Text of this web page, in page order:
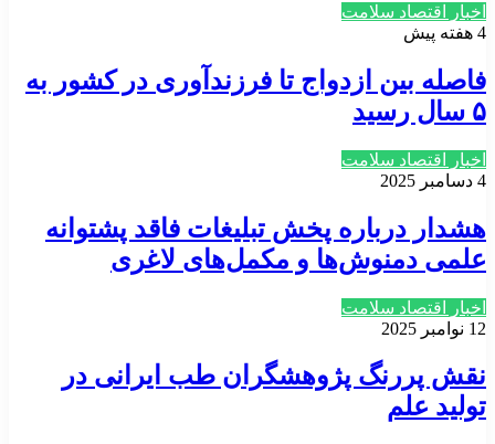
اخبار اقتصاد سلامت
4 هفته پیش
فاصله بین ازدواج تا فرزندآوری در کشور به
۵ سال رسید
اخبار اقتصاد سلامت
4 دسامبر 2025
هشدار درباره پخش تبلیغات فاقد پشتوانه
علمی دمنوش‌ها و مکمل‌های لاغری
اخبار اقتصاد سلامت
12 نوامبر 2025
نقش پررنگ پژوهشگران طب ایرانی در
تولید علم